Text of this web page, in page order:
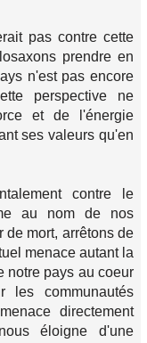
pas contre cette
prendre en
n'est pas encore
perspective ne
et de l'énergie
ses valeurs qu'en
contre le
au nom de nos
de mort, arrêtons de
menace autant la
notre pays au coeur
communautés
directement
éloigne d'une